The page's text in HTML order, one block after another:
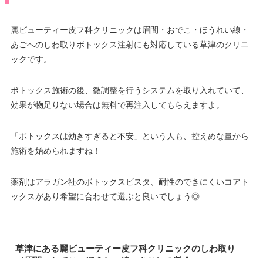
麗ビューティー皮フ科クリニックは眉間・おでこ・ほうれい線・
あごへのしわ取りボトックス注射にも対応している草津のクリニ
ックです。
ボトックス施術の後、微調整を行うシステムを取り入れていて、
効果が物足りない場合は無料で再注入してもらえますよ。
「ボトックスは効きすぎると不安」という人も、控えめな量から
施術を始められますね！
薬剤はアラガン社のボトックスビスタ、耐性のできにくいコアト
ックスがあり希望に合わせて選ぶと良いでしょう◎
草津にある麗ビューティー皮フ科クリニックのしわ取り